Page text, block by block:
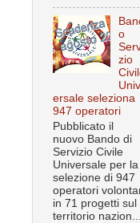
o
zio
Univ
ersale seleziona
947 operatori
Pubblicato il
nuovo Bando di
Servizio Civile
Universale per la
selezione di 947
operatori
in 71 progetti sul
territorio nazion...